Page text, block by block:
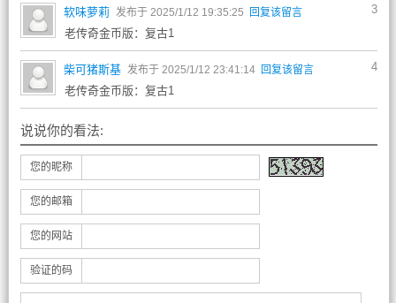
3
软味萝莉 发布于 2025/1/12 19:35:25 回复该留言
老传奇金币版：复古1
4
柴可猪斯基 发布于 2025/1/12 23:41:14 回复该留言
老传奇金币版：复古1
说说你的看法:
您的昵称
您的邮箱
您的网站
验证的码